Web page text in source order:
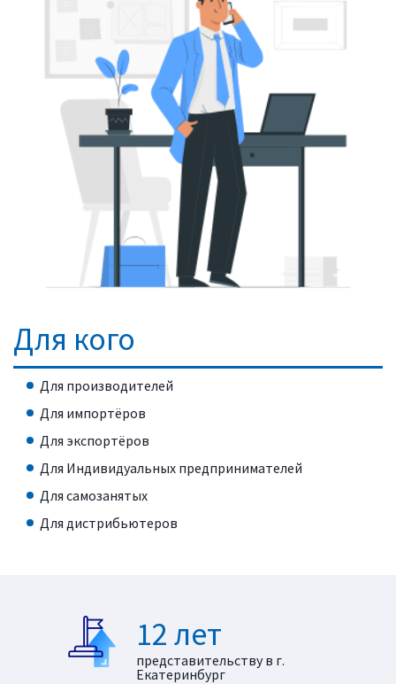
Для кого
Для производителей
Для импортёров
Для экспортёров
Для Индивидуальных предпринимателей
Для самозанятых
Для дистрибьютеров
12 лет
представительству в г.
Екатеринбург